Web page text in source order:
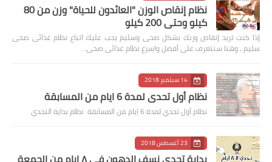
نظام إنقاص الوزن "العائدون للحياة" وزن من 80
كيلو وحتى 200 كيلو
إذا كنت تريد إنقاص وزنك بشكل صحى وسليم يجب عليك اتباع نظام غذائى صحى
سليم , وهنا سنتعرف على أفضل واسرع نظام غذائى صحى…
14 سبتمبر 2018
نظام أول تحدي لمدة 6 ايام من المسابقة
نظام أول تحدي لمدة 6 ايام من المسابقة نظام بداية التحدي
23 أغسطس 2018